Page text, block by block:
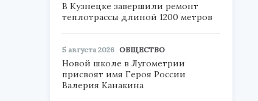
В Кузнецке завершили ремонт
теплотрассы длиной 1200 метров
5 августа 2026 ОБЩЕСТВО
Новой школе в Лугометрии
присвоят имя Героя России
Валерия Канакина